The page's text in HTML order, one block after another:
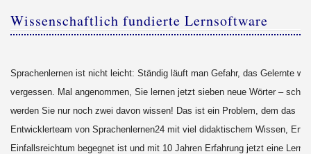
Wissenschaftlich fundierte Lernsoftware
Sprachenlernen ist nicht leicht: Ständig läuft man Gefahr, das Gelernte
vergessen. Mal angenommen, Sie lernen jetzt sieben neue Wörter –
werden Sie nur noch zwei davon wissen! Das ist ein Problem, dem das
Entwicklerteam von Sprachenlernen24 mit viel didaktischem Wissen,
Einfallsreichtum begegnet ist und mit 10 Jahren Erfahrung jetzt eine